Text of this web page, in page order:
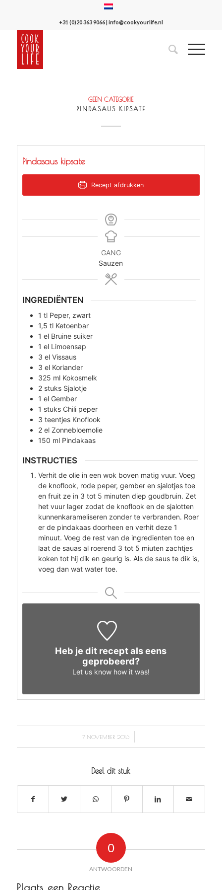
+31 (0)20 363 9066| info@cookyourlife.nl
GEEN CATEGORIE
PINDASAUS KIPSATE
Pindasaus kipsate
Recept afdrukken
GANG
Sauzen
INGREDIËNTEN
1 tl Peper, zwart
1,5 tl Ketoenbar
1 el Bruine suiker
1 el Limoensap
3 el Vissaus
3 el Koriander
325 ml Kokosmelk
2 stuks Sjalotje
1 el Gember
1 stuks Chili peper
3 teentjes Knoflook
2 el Zonnebloemolie
150 ml Pindakaas
INSTRUCTIES
Verhit de olie in een wok boven matig vuur. Voeg
de knoflook, rode peper, gember en sjalotjes toe
en fruit ze in 3 tot 5 minuten diep goudbruin. Zet
het vuur lager zodat de knoflook en de sjalotten
kunnenkarameliseren zonder te verbranden. Roer
er de pindakaas doorheen en verhit deze 1
minuut. Voeg de rest van de ingredienten toe en
laat de sauas al roerend 3 tot 5 miuten zachtjes
koken tot hij dik en geurig is. Als de saus te dik is,
voeg dan wat water toe.
Heb je dit recept als eens
geprobeerd?
Let us knowhow it was!
7 NOVEMBER 2016
/
Deel dit stuk
0
ANTWOORDEN
Plaats een Reactie